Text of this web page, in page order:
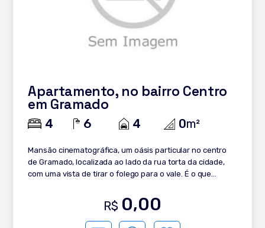
Apartamento, no bairro Centro
em Gramado
4 6 4 0m²
Mansão cinematográfica, um oásis particular no centro
de Gramado, localizada ao lado da rua torta da cidade,
com uma vista de tirar o folego para o vale. É o que
altíssimo padrão, uma nova perspectiva para a sua vida,
possui o que há de mais moderno na construção, aliado a
uma arquitetura em estilo inglês, e um triple AAA com
R$ 0,00